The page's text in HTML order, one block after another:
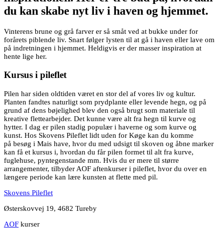
du kan skabe nyt liv i haven og hjemmet.
Vinterens brune og grå farver er så småt ved at bukke under for
forårets piblende liv. Snart følger lysten til at gå i haven eller lave om
på indretningen i hjemmet. Heldigvis er der masser inspiration at
hente lige her.
Kursus i pileflet
Pilen har siden oldtiden været en stor del af vores liv og kultur.
Planten fandtes naturligt som prydplante eller levende hegn, og på
grund af dens bøjelighed blev den også brugt som materiale til
kreative flettearbejder. Det kunne være alt fra hegn til kurve og
hytter. I dag er pilen stadig populær i haverne og som kurve og
kunst. Hos Skovens Pileflet lidt uden for Køge kan du komme
på besøg i Mais have, hvor du med udsigt til skoven og åbne marker
kan få et kursus i, hvordan du får pilen formet til alt fra kurve,
fuglehuse, pyntegenstande mm. Hvis du er mere til større
arrangementer, tilbyder AOF aftenkurser i pileflet, hvor du over en
længere periode kan lære kunsten at flette med pil.
Skovens Pileflet
Østerskovvej 19, 4682 Tureby
AOF kurser